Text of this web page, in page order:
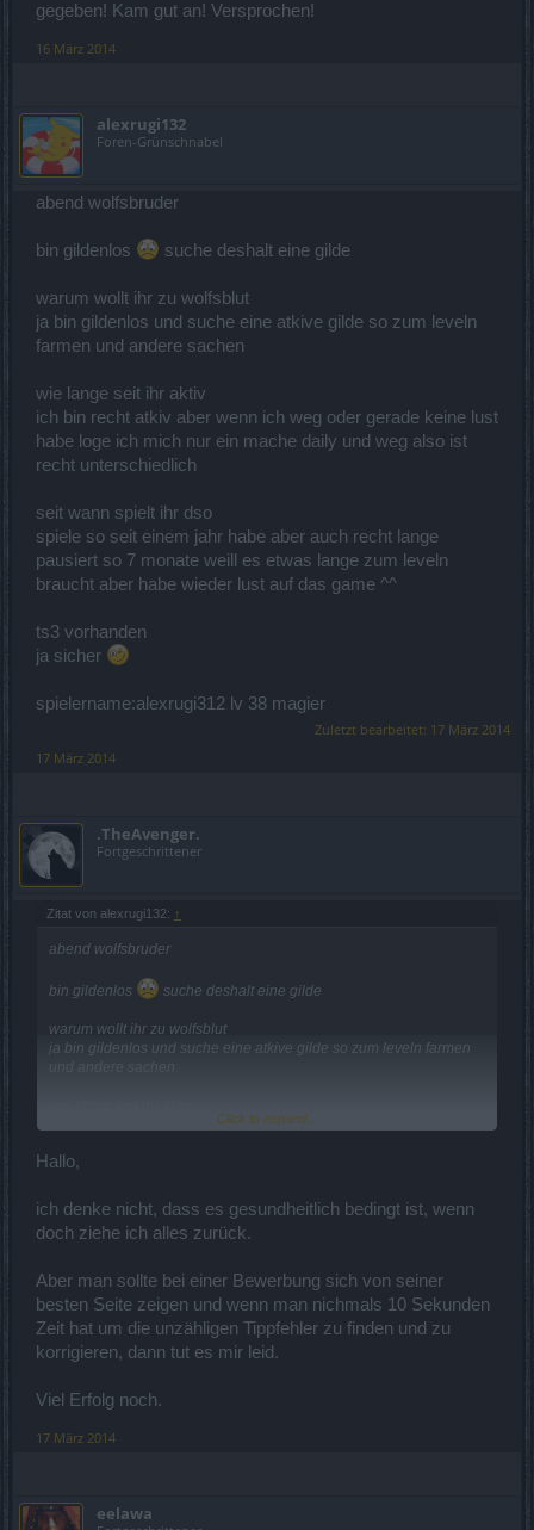
gegeben! Kam gut an! Versprochen!
16 März 2014
alexrugi132
Foren-Grünschnabel
abend wolfsbruder
bin gildenlos suche deshalt eine gilde
warum wollt ihr zu wolfsblut
ja bin gildenlos und suche eine atkive gilde so zum leveln
farmen und andere sachen
wie lange seit ihr aktiv
ich bin recht atkiv aber wenn ich weg oder gerade keine lust
habe loge ich mich nur ein mache daily und weg also ist
recht unterschiedlich
seit wann spielt ihr dso
spiele so seit einem jahr habe aber auch recht lange
pausiert so 7 monate weill es etwas lange zum leveln
braucht aber habe wieder lust auf das game ^^
ts3 vorhanden
ja sicher
spielername:alexrugi312 lv 38 magier
Zuletzt bearbeitet: 17 März 2014
17 März 2014
.TheAvenger.
Fortgeschrittener
Zitat von alexrugi132: ↑
abend wolfsbruder
bin gildenlos suche deshalt eine gilde
warum wollt ihr zu wolfsblut
ja bin gildenlos und suche eine atkive gilde so zum leveln farmen
ich bin recht atkiv aber wenn ich weg oder gerade keine lust habe
unterschiedlich
seit wann spielt ihr dso
spiele so seit einem jahr habe aber auch recht lange pausiert so 7
monate weill es etwas lange zum leveln braucht aber habe wieder
ts3 vorhanden
ja sicher
spielername:alexrugi312 lv 38 magier
Click to expand...
Hallo,
ich denke nicht, dass es gesundheitlich bedingt ist, wenn
doch ziehe ich alles zurück.
Aber man sollte bei einer Bewerbung sich von seiner
besten Seite zeigen und wenn man nichmals 10 Sekunden
Zeit hat um die unzähligen Tippfehler zu finden und zu
korrigieren, dann tut es mir leid.
Viel Erfolg noch.
17 März 2014
eelawa